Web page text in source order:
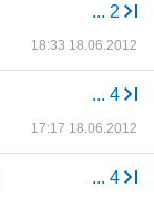
... 2
18:33 18.06.2012
... 4
17:17 18.06.2012
... 4